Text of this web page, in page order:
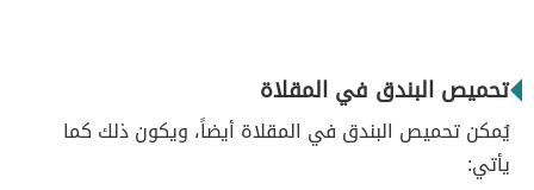
تحميص البندق في المقلاة
يُمكن تحميص البندق في المقلاة أيضاً، ويكون ذلك كما
يأتي: